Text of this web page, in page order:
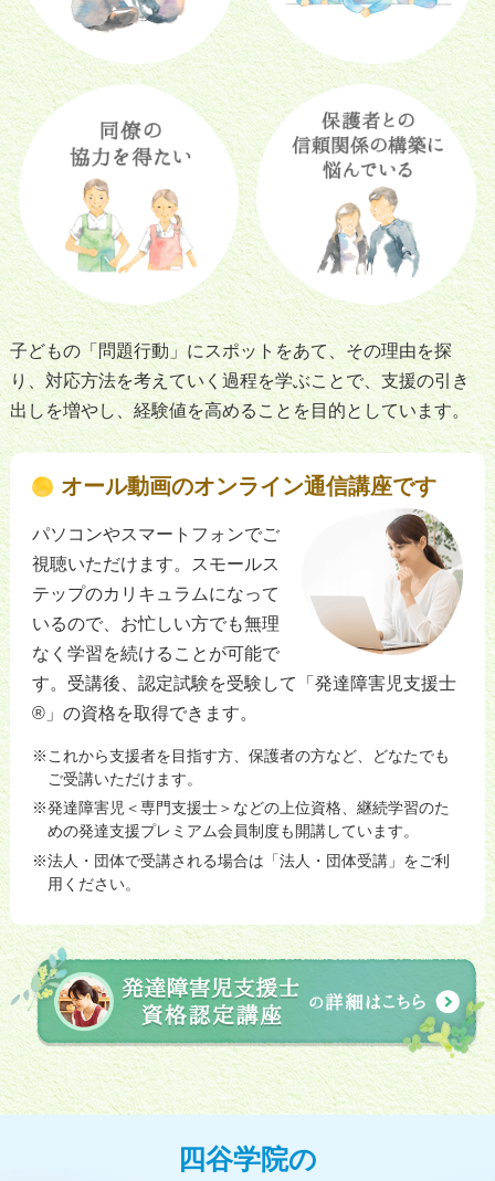
子どもの「問題行動」にスポットをあて、その理由を探
り、対応方法を考えていく過程を学ぶことで、支援の引き
出しを増やし、経験値を高めることを目的としています。
オール動画のオンライン通信講座です
パソコンやスマートフォンでご
視聴いただけます。スモールス
テップのカリキュラムになって
いるので、お忙しい方でも無理
なく学習を続けることが可能で
す。受講後、認定試験を受験して「発達障害児支援士
®」の資格を取得できます。
これから支援者を目指す方、保護者の方など、どなたでも
ご受講いただけます。
発達障害児＜専門支援士＞などの上位資格、継続学習のた
めの発達支援プレミアム会員制度も開講しています。
法人・団体で受講される場合は「法人・団体受講」をご利
用ください。
四谷学院の